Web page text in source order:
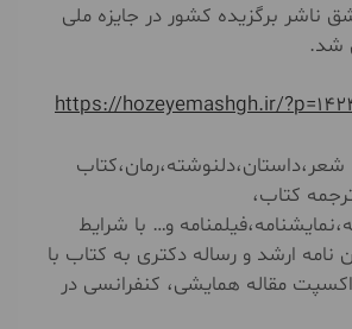
ناشر برگزیده کشور در جایزه ملی
شد.
https://hozeyemashgh.ir/
کتاب،
و… با شرایط
نامه ارشد و رساله دکتری به کتاب با
مقاله همایشی، کنفرانسی در